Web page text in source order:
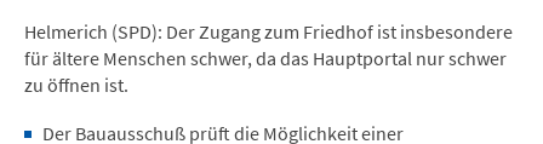
Helmerich (SPD): Der Zugang zum Friedhof ist insbesondere
für ältere Menschen schwer, da das Hauptportal nur schwer
zu öffnen ist.
Der Bauausschuß prüft die Möglichkeit einer